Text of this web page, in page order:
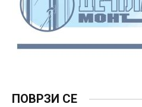
ПОВРЗИ СЕ